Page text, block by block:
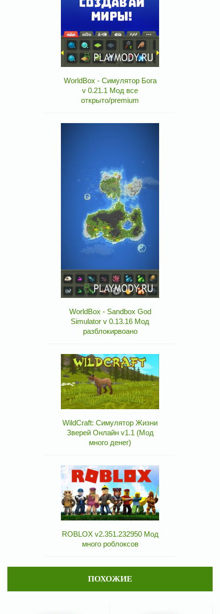
WorldBox - Симулятор Бога
v 0.21.1 Мод все
открыто/premium
WorldBox - Sandbox God
Simulator v 0.13.16 Мод
разблокирвоано
WildCraft: Симулятор Жизни
Зверей Онлайн v1.1 (Мод
много денег)
ROBLOX v2.351.232950 Мод
много роблоксов
ПОХОЖИЕ